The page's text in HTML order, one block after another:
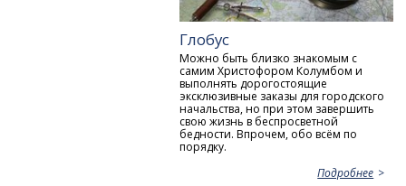
Глобус
Можно быть близко знакомым с
самим Христофором Колумбом и
выполнять дорогостоящие
эксклюзивные заказы для городского
начальства, но при этом завершить
свою жизнь в беспросветной
бедности. Впрочем, обо всём по
порядку.
Подробнее